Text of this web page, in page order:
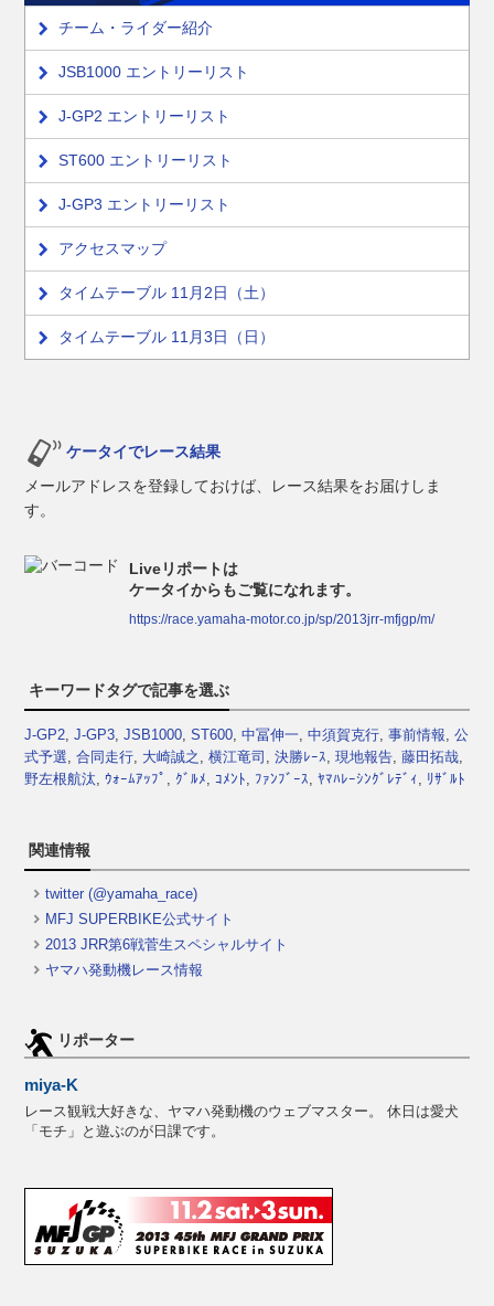
チーム・ライダー紹介
JSB1000 エントリーリスト
J-GP2 エントリーリスト
ST600 エントリーリスト
J-GP3 エントリーリスト
アクセスマップ
タイムテーブル 11月2日（土）
タイムテーブル 11月3日（日）
ケータイでレース結果
メールアドレスを登録しておけば、レース結果をお届けしま
す。
Liveリポートは
ケータイからもご覧になれます。
https://race.yamaha-motor.co.jp/sp/2013jrr-mfjgp/m/
キーワードタグで記事を選ぶ
J-GP2,J-GP3,JSB1000,ST600,中冨伸一,中須賀克行,事前情報,公
式予選,合同走行, 大崎誠之 ,横江竜司 ,決勝ﾚｰｽ,現地報告,藤田拓哉,
野左根航汰,ｳｫｰﾑｱｯﾌﾟ , ｸﾞﾙﾒ,ｺﾒﾝﾄ, ﾌｧﾝﾌﾞｰｽ,ﾔﾏﾊﾚｰｼﾝｸﾞﾚﾃﾞｨ , ﾘｻﾞﾙﾄ
関連情報
twitter (@yamaha_race)
MFJ SUPERBIKE公式サイト
2013 JRR第6戦菅生スペシャルサイト
ヤマハ発動機レース情報
リポーター
miya-K
レース観戦大好きな、ヤマハ発動機のウェブマスター。 休日は愛犬
「モチ」と遊ぶのが日課です。